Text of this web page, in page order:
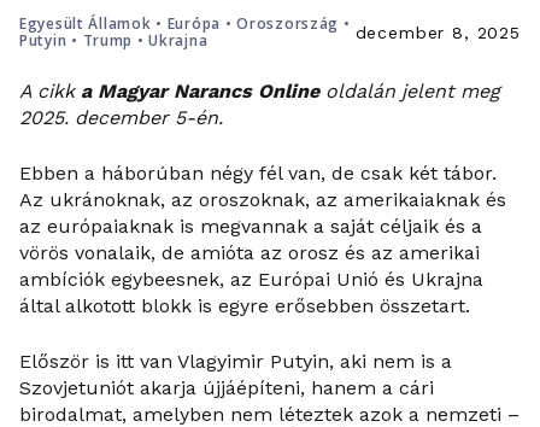
Egyesült Államok • Európa •Oroszország •
Putyin • Trump •Ukrajna december 8, 2025
A cikk a Magyar Narancs Onlineoldalán jelent meg
2025. december 5-én.
Ebben a háborúban négy fél van, de csak két tábor.
Az ukránoknak, az oroszoknak, az amerikaiaknak és
az európaiaknak is megvannak a saját céljaik és a
vörös vonalaik, de amióta az orosz és az amerikai
ambíciók egybeesnek, az Európai Unió és Ukrajna
által alkotott blokk is egyre erősebben összetart.
Először is itt van Vlagyimir Putyin, aki nem is a
Szovjetuniót akarja újjáépíteni, hanem a cári
birodalmat, amelyben nem léteztek azok a nemzeti –